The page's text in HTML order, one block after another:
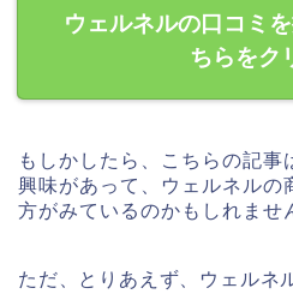
ウェルネルの口コミ
ちらをク
もしかしたら、こちらの記事
興味があって、ウェルネルの
方がみているのかもしれませ
ただ、とりあえず、ウェルネ